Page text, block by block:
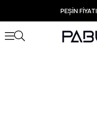
PEŞİN
TÜM
Yeni Sezon
Seçili